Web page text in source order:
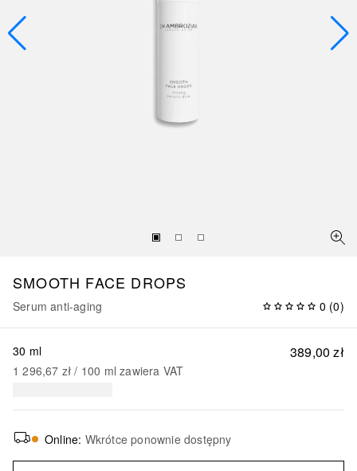
SMOOTH FACE DROPS
Serum anti-aging 0 (0)
389,00 zł
30 ml
1 296,67 zł / 100 ml zawiera VAT
Online: Wkrótce ponownie dostępny